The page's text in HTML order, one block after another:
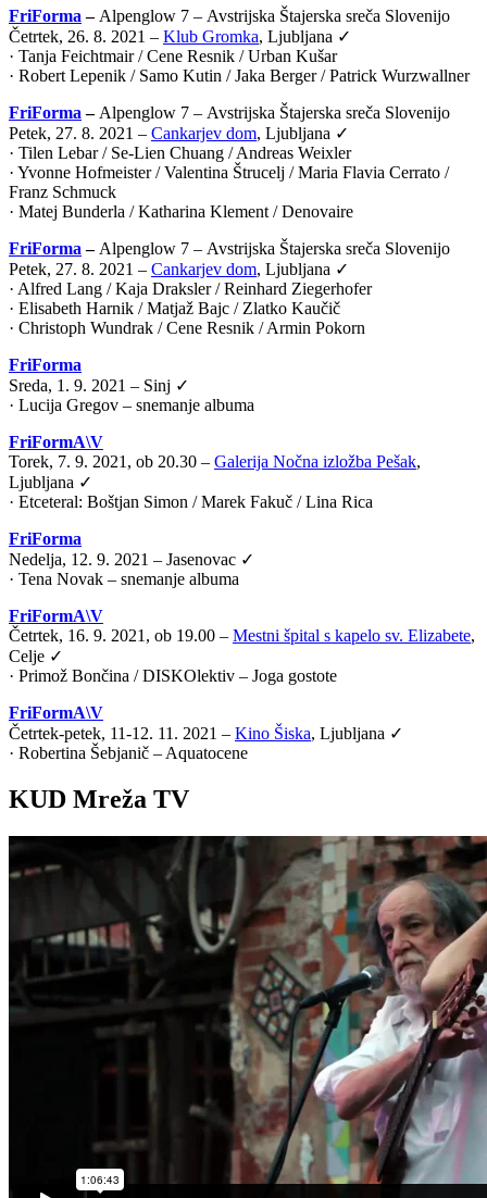
FriForma – Alpenglow 7 – Avstrijska Štajerska sreča Slovenijo
Četrtek, 26. 8. 2021 – Klub Gromka, Ljubljana ✓
· Tanja Feichtmair / Cene Resnik / Urban Kušar
· Robert Lepenik / Samo Kutin / Jaka Berger / Patrick Wurzwallner
FriForma – Alpenglow 7 – Avstrijska Štajerska sreča Slovenijo
Petek, 27. 8. 2021 – Cankarjev dom, Ljubljana ✓
· Tilen Lebar / Se-Lien Chuang / Andreas Weixler
· Yvonne Hofmeister / Valentina Štrucelj / Maria Flavia Cerrato /
Franz Schmuck
· Matej Bunderla / Katharina Klement / Denovaire
FriForma – Alpenglow 7 – Avstrijska Štajerska sreča Slovenijo
Petek, 27. 8. 2021 – Cankarjev dom, Ljubljana ✓
· Alfred Lang / Kaja Draksler / Reinhard Ziegerhofer
· Elisabeth Harnik / Matjaž Bajc / Zlatko Kaučič
· Christoph Wundrak / Cene Resnik / Armin Pokorn
FriForma
Sreda, 1. 9. 2021 – Sinj ✓
· Lucija Gregov – snemanje albuma
FriFormA\V
Torek, 7. 9. 2021, ob 20.30 – Galerija Nočna izložba Pešak,
Ljubljana ✓
· Etceteral: Boštjan Simon / Marek Fakuč / Lina Rica
FriForma
Nedelja, 12. 9. 2021 – Jasenovac ✓
· Tena Novak – snemanje albuma
FriFormA\V
Četrtek, 16. 9. 2021, ob 19.00 – Mestni špital s kapelo sv. Elizabete,
Celje ✓
· Primož Bončina / DISKOlektiv – Joga gostote
FriFormA\V
Četrtek-petek, 11-12. 11. 2021 – Kino Šiska, Ljubljana ✓
· Robertina Šebjanič – Aquatocene
KUD Mreža TV